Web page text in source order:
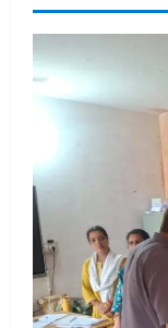
2